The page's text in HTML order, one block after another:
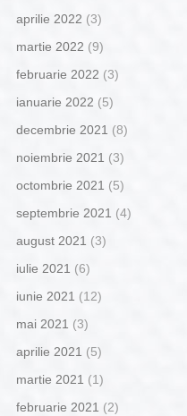
aprilie 2022 (3)
martie 2022 (9)
februarie 2022 (3)
ianuarie 2022 (5)
decembrie 2021 (8)
noiembrie 2021 (3)
octombrie 2021 (5)
septembrie 2021 (4)
august 2021 (3)
iulie 2021 (6)
iunie 2021 (12)
mai 2021 (3)
aprilie 2021 (5)
martie 2021 (1)
februarie 2021 (2)